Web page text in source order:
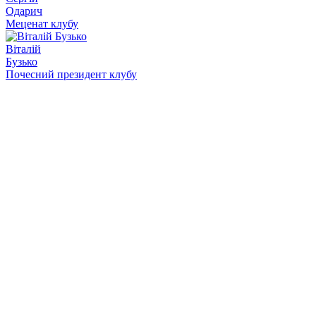
Одарич
Меценат клубу
Віталій
Бузько
Почесний президент клубу